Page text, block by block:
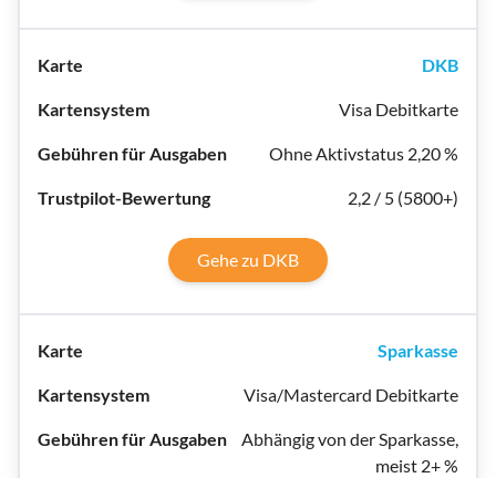
DKB
Visa Debitkarte
Ohne Aktivstatus 2,20 %
2,2 / 5 (5800+)
Gehe zu DKB
Sparkasse
Visa/Mastercard Debitkarte
Abhängig von der Sparkasse,
meist 2+ %